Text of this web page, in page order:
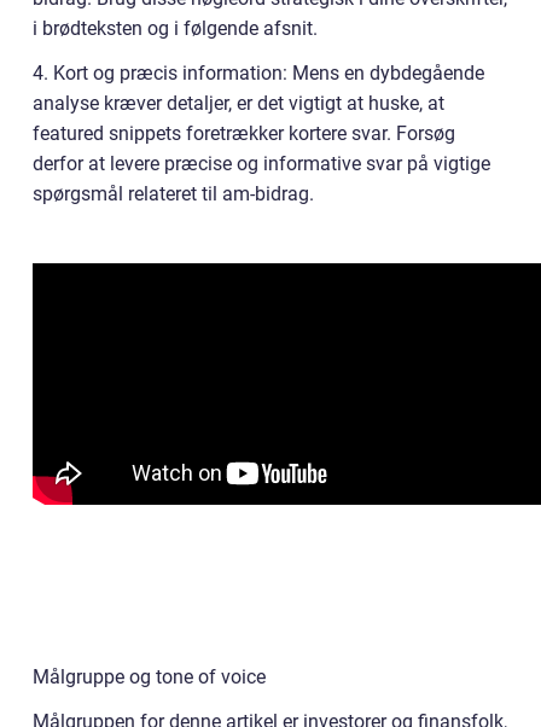
i brødteksten og i følgende afsnit.
4. Kort og præcis information: Mens en dybdegående
analyse kræver detaljer, er det vigtigt at huske, at
featured snippets foretrækker kortere svar. Forsøg
derfor at levere præcise og informative svar på vigtige
spørgsmål relateret til am-bidrag.
Målgruppe og tone of voice
Målgruppen for denne artikel er investorer og finansfolk,